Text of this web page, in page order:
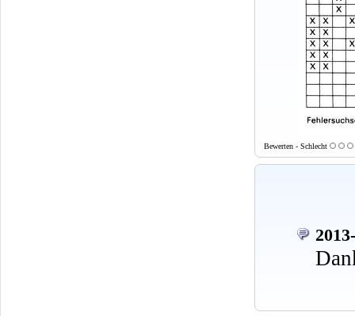
Bewerten - Schlecht